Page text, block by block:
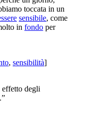
toccata in un
sensibile, come
in fondo per
, sensibilità]
effetto degli